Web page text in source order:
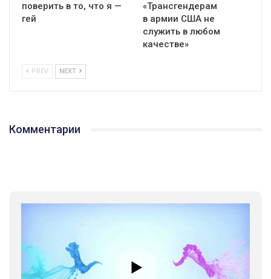
поверить в то, что я —
гей
«Трансгендерам
в армии США не
служить в любом
качестве»
PREV NEXT
Комментарии
В цьому році, пандемія та COVІD-19 не дали нам можливості
провести вуличні акції. Наше відео-звернення про те, що
навіть коли ми у різних містах та не можемо зустрінеться, ми
разом. Ми закликаємо всіх хто поділяє цінності рівності та
424 Просмотров • 37 Нравится 1 Комментариев